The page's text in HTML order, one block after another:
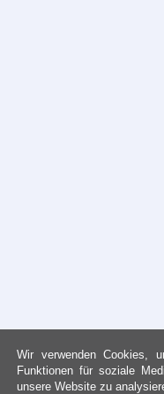
Wir verwenden Cookies,
Funktionen für soziale
unsere Website zu